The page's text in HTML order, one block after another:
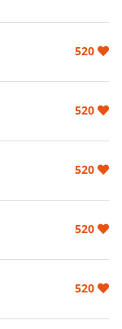
520
520
520
520
520